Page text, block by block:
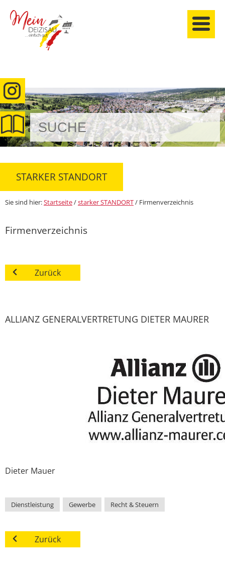
anmelden
STARKER STANDORT
Sie sind hier:Startseite/starker STANDORT/ Firmenverzeichnis
Firmenverzeichnis
Zurück
ALLIANZ GENERALVERTRETUNG DIETER MAURER
Dieter Mauer
Dienstleistung Gewerbe Recht & Steuern
Zurück